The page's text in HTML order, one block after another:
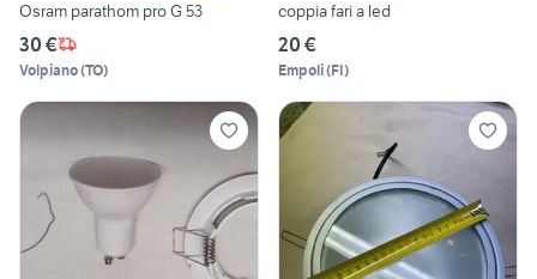
Osram parathom pro G 53
30 €
Volpiano(TO)
coppia fari a led
20 €
Empoli(FI)